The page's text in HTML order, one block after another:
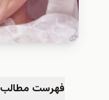
فهرست مطالب